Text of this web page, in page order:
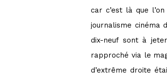
car c’est là que
journalisme cinéma
dix-neuf sont à
rapproché via le
d’extrême droite